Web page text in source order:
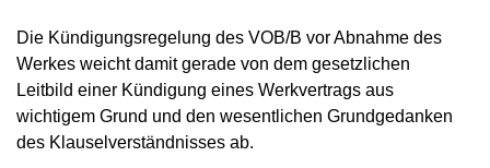
Die Kündigungsregelung des VOB/B vor Abnahme des
Werkes weicht damit gerade von dem gesetzlichen
Leitbild einer Kündigung eines Werkvertrags aus
wichtigem Grund und den wesentlichen Grundgedanken
des Klauselverständnisses ab.